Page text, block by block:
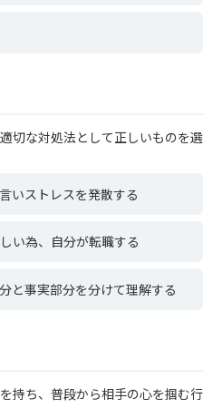
切な対処法として正しいものを選
いストレスを発散する
い為、自分が転職する
と事実部分を分けて理解する
持ち、普段から相手の心を掴む行